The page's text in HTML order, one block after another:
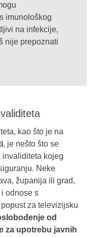
imunološkog
na infekcije,
nije prepoznati
kao što je na
, je nešto što se
invaliditeta kojeg
Neke
županija ili grad,
odnose s
za televizijsku
od
za upotrebu javnih